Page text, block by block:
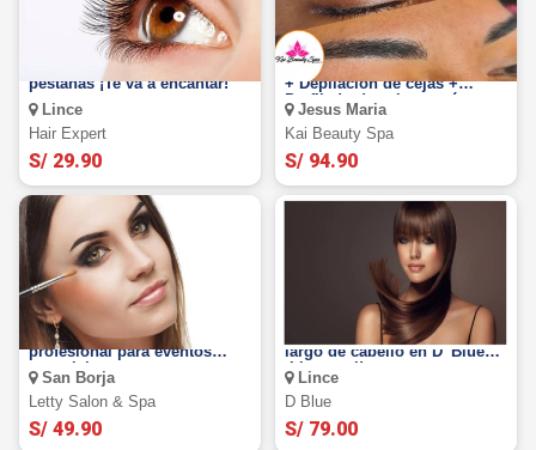
Rizado permanente de
pestañas ¡Te va a encantar!
Lince
Hair Expert
S/ 29.90
Microblading 3D + Visagismo
+ Depilación de cejas +
Perfilado de cejas y más
Jesus Maria
Kai Beauty Spa
S/ 94.90
SAN BORJA: Maquillaje
profesional para eventos
especiales
San Borja
Letty Salon & Spa
S/ 49.90
Laceado americano a todo
largo de cabello en D' Blue
¡Liso total!
Lince
D Blue
S/ 79.00